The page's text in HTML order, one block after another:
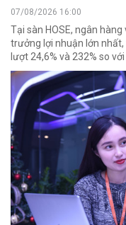
07/08/2026 16:00
Tại sàn HOSE, ngân
trưởng lợi nhuận lớn
lượt 24,6% và 232% so với